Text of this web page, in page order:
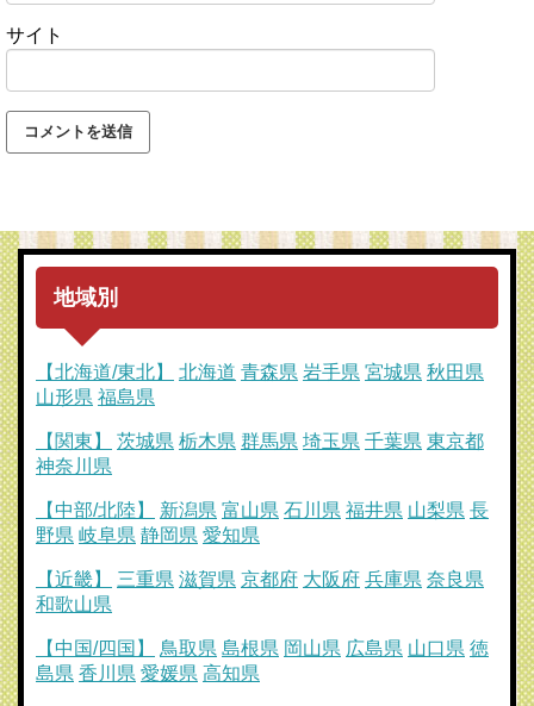
サイト
地域別
【北海道/東北】 北海道 青森県 岩手県 宮城県 秋田県
山形県 福島県
【関東】 茨城県 栃木県 群馬県 埼玉県 千葉県 東京都
神奈川県
【中部/北陸】 新潟県 富山県 石川県 福井県 山梨県 長
野県 岐阜県 静岡県 愛知県
【近畿】 三重県 滋賀県 京都府 大阪府 兵庫県 奈良県
和歌山県
【中国/四国】 鳥取県 島根県 岡山県 広島県 山口県 徳
島県 香川県 愛媛県 高知県